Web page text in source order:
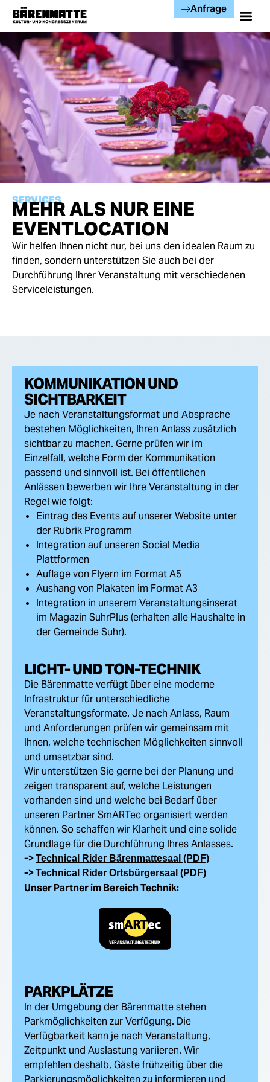
Anfrage
SERVICES
MEHR ALS NUR EINE
EVENTLOCATION
Wir helfen Ihnen nicht nur, bei uns den idealen Raum zu
finden, sondern unterstützen Sie auch bei der
Durchführung Ihrer Veranstaltung mit verschiedenen
Serviceleistungen.
KOMMUNIKATION UND
SICHTBARKEIT
Je nach Veranstaltungsformat und Absprache
bestehen Möglichkeiten, Ihren Anlass zusätzlich
sichtbar zu machen. Gerne prüfen wir im
Einzelfall, welche Form der Kommunikation
passend und sinnvoll ist. Bei öffentlichen
Anlässen bewerben wir Ihre Veranstaltung in der
Regel wie folgt:
Eintrag des Events auf unserer Website unter
der Rubrik Programm
Integration auf unseren Social Media
Plattformen
Auflage von Flyern im Format A5
Aushang von Plakaten im Format A3
Integration in unserem Veranstaltungsinserat
im Magazin SuhrPlus (erhalten alle Haushalte in
der Gemeinde Suhr).
LICHT- UND TON-TECHNIK
Die Bärenmatte verfügt über eine moderne
Infrastruktur für unterschiedliche
Veranstaltungsformate. Je nach Anlass, Raum
und Anforderungen prüfen wir gemeinsam mit
Ihnen, welche technischen Möglichkeiten sinnvoll
und umsetzbar sind.
Wir unterstützen Sie gerne bei der Planung und
zeigen transparent auf, welche Leistungen
vorhanden sind und welche bei Bedarf über
unseren PartnerSmARTecorganisiert werden
können. So schaffen wir Klarheit und eine solide
Grundlage für die Durchführung Ihres Anlasses.
->Technical Rider Bärenmattesaal (PDF)
->Technical Rider Ortsbürgersaal (PDF)
Unser Partner im Bereich Technik:
PARKPLÄTZE
In der Umgebung der Bärenmatte stehen
Parkmöglichkeiten zur Verfügung. Die
Verfügbarkeit kann je nach Veranstaltung,
Zeitpunkt und Auslastung variieren. Wir
empfehlen deshalb, Gäste frühzeitig über die
Parkierungsmöglichkeiten zu informieren und